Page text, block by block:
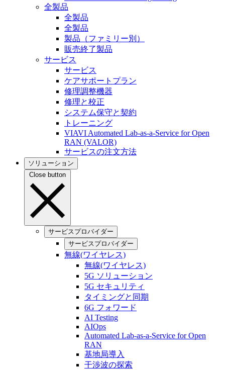
全製品
全製品
全製品
製品（ファミリー別）
販売終了製品
サービス
サービス
ケアサポートプラン
修理調整機器
修理と校正
システム保守と契約
トレーニング
VIAVI Automated Lab-as-a-Service for Open
RAN (VALOR)
サービスの注文方法
ソリューション
Close button
サービスプロバイダー
サービスプロバイダー
無線(ワイヤレス)
無線(ワイヤレス)
5G ソリューション
5G セキュリティ
タイミングと同期
6G フォワード
AI Testing
AIOps
Automated Lab-as-a-Service for Open
RAN
基地局導入
干渉波の探索